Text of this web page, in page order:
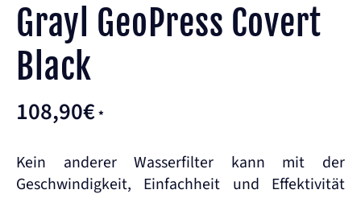
Grayl GeoPress Covert
Black
108,90€*
Kein anderer Wasserfilter kann mit der
Geschwindigkeit, Einfachheit und Effektivität